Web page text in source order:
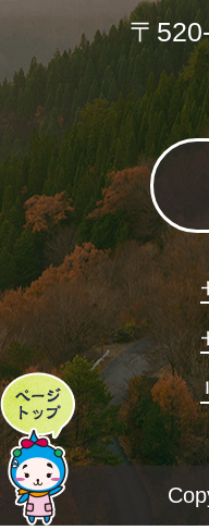
ペ
ー
ジ
〒